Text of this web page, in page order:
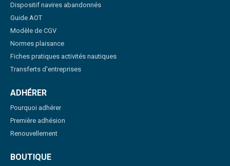
Dispositif navires abandonnés
Guide AOT
Modèle de CGV
Normes plaisance
Fiches pratiques activités nautiques
Transferts d'entreprises
ADHÉRER
Pourquoi adhérer
Première adhésion
Renouvellement
BOUTIQUE